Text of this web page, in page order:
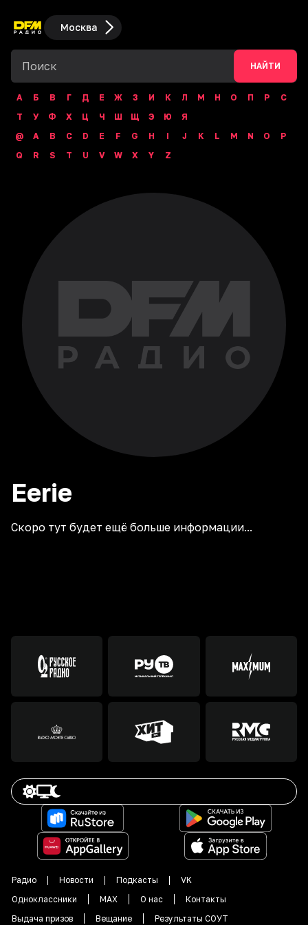
Москва
НАЙТИ
А Б В Г Д Е Ж З И К Л М Н О П Р
С
Т
У Ф Х Ц Ч Ш Щ Э Ю
Я
@
A B C D E F G H I J K L M N O
P
Q
R S T U V W X Y Z
Eerie
Скоро тут будет ещё больше информации...
Радио Новости Подкасты
VK
Одноклассники
MAX О нас
Контакты
Выдача призов
Вещание Результаты СОУТ